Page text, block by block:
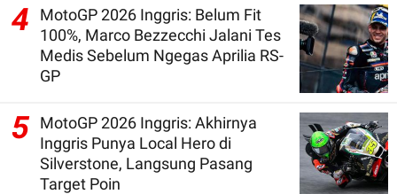
4
MotoGP 2026 Inggris: Belum Fit
100%, Marco Bezzecchi Jalani Tes
Medis Sebelum Ngegas Aprilia RS-
GP
5 MotoGP 2026 Inggris: Akhirnya
Inggris Punya Local Hero di
Silverstone, Langsung Pasang
Target Poin